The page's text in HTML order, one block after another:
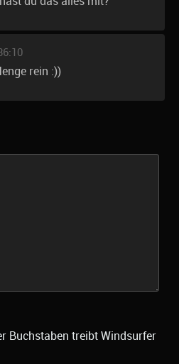
rein :))
Buchstaben treibt Windsurfer